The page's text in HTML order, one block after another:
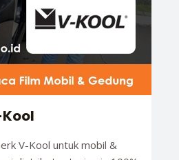
V-Kool untuk mobil &